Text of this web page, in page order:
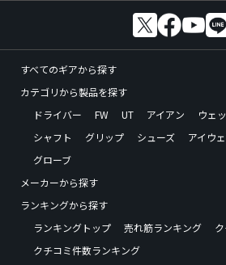
すべてのギアから探す
カテゴリから製品を探す
ドライバー
FW UT アイアン ウェ
シャフト
グリップ シューズ アイウ
グローブ
メーカーから探す
ランキングから探す
ランキングトップ
売れ筋ランキング
クチコミ件数ランキング